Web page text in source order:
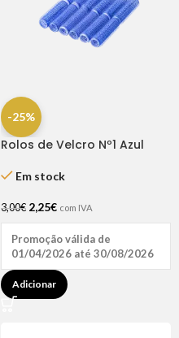
-25%
Rolos de Velcro Nº1 Azul
Dompel
Em stock
3,00€ 2,25€ com IVA
Promoção válida de
01/04/2026 até 30/08/2026
Adicionar